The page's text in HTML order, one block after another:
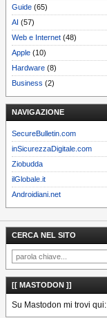
Guide (65)
AI (57)
Web e Internet (48)
Apple (10)
Hardware (8)
Business (2)
NAVIGAZIONE
SecureBulletin.com
inSicurezzaDigitale.com
Ziobudda
ilGlobale.it
Androidiani.net
CERCA NEL SITO
[[ MASTODON ]]
Su Mastodon mi trovi qui: